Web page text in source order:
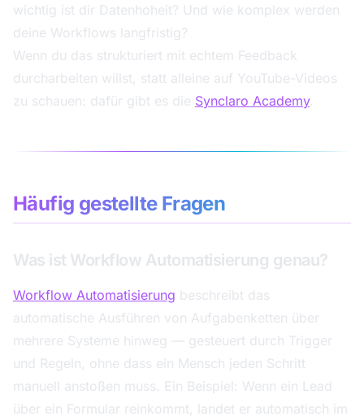
wichtig ist dir Datenhoheit? Und wie komplex werden
deine Workflows langfristig?
Wenn du das strukturiert mit echtem Feedback
durcharbeiten willst, statt alleine auf YouTube-Videos
zu schauen: dafür gibt es die Synclaro Academy.
Häufig gestellte Fragen
Was ist Workflow Automatisierung genau?
Workflow Automatisierung beschreibt das
automatische Ausführen von Aufgabenketten über
mehrere Systeme hinweg — gesteuert durch Trigger
und Regeln, ohne dass ein Mensch jeden Schritt
manuell anstoßen muss. Ein Beispiel: Wenn ein Lead
über ein Formular reinkommt, landet er automatisch im